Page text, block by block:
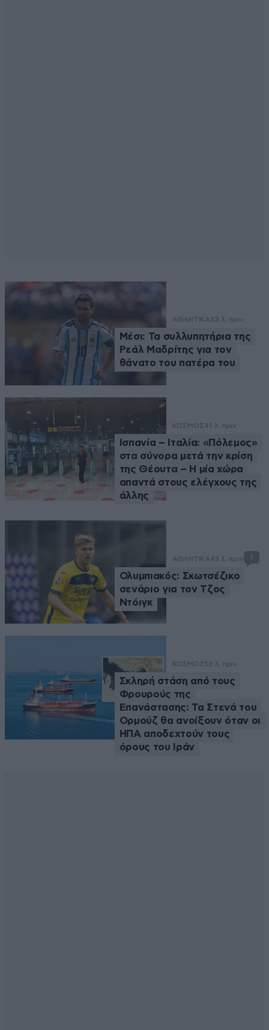
ΑΘΛΗΤΙΚΑ32 λ. πριν
Μέσι: Τα συλλυπητήρια της
Ρεάλ Μαδρίτης για τον
θάνατο του πατέρα του
ΚΟΣΜΟΣ41 λ. πριν
Ισπανία – Ιταλία: «Πόλεμος»
στα σύνορα μετά την κρίση
της Θέουτα – Η μία χώρα
απαντά στους ελέγχους της
άλλης
ΑΘΛΗΤΙΚΑ43 λ. πριν
Ολυμπιακός: Σκωτσέζικο
σενάριο για τον Τζος
Ντόιγκ
ΚΟΣΜΟΣ53 λ. πριν
Σκληρή στάση από τους
Φρουρούς της
Επανάστασης: Τα Στενά του
Ορμούζ θα ανοίξουν όταν οι
ΗΠΑ αποδεχτούν τους
όρους του Ιράν